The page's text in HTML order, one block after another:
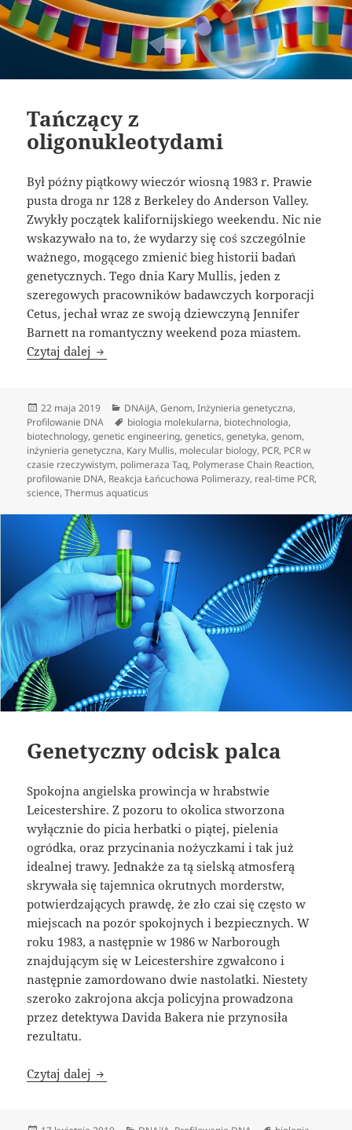
Tańczący z
oligonukleotydami
Był późny piątkowy wieczór wiosną 1983 r. Prawie
pusta droga nr 128 z Berkeley do Anderson Valley.
Zwykły początek kalifornijskiego weekendu. Nic nie
wskazywało na to, że wydarzy się coś szczególnie
ważnego, mogącego zmienić bieg historii badań
genetycznych. Tego dnia Kary Mullis, jeden z
szeregowych pracowników badawczych korporacji
Cetus, jechał wraz ze swoją dziewczyną Jennifer
Barnett na romantyczny weekend poza miastem.
Czytaj dalej Tańczący z oligonukleotydami
Data
publikacji
22 maja 2019 Kategorie
DNAiJA,Genom,Inżynieria genetyczna,
Profilowanie DNA
Tagi
biologia molekularna, biotechnologia,
biotechnology,genetic engineering,genetics,genetyka,genom,
inżynieria genetyczna, Kary Mullis, molecular biology, PCR, PCR w
czasie rzeczywistym, polimeraza Taq, Polymerase Chain Reaction,
profilowanie DNA, Reakcja Łańcuchowa Polimerazy, real-time PCR,
science,Thermus aquaticus
Genetyczny odcisk palca
Spokojna angielska prowincja w hrabstwie
Leicestershire. Z pozoru to okolica stworzona
wyłącznie do picia herbatki o piątej, pielenia
ogródka, oraz przycinania nożyczkami i tak już
idealnej trawy. Jednakże za tą sielską atmosferą
skrywała się tajemnica okrutnych morderstw,
potwierdzających prawdę, że zło czai się często w
miejscach na pozór spokojnych i bezpiecznych. W
roku 1983, a następnie w 1986 w Narborough
znajdującym się w Leicestershire zgwałcono i
następnie zamordowano dwie nastolatki. Niestety
szeroko zakrojona akcja policyjna prowadzona
przez detektywa Davida Bakera nie przynosiła
rezultatu.
Czytaj dalej Genetyczny odcisk palca